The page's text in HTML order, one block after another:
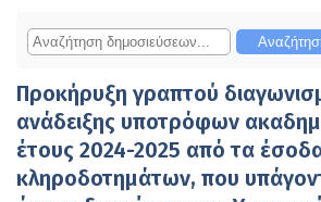
Προκήρυξη γραπτού
ανάδειξης υποτρόφων
έτους 2024-2025 από τα
κληροδοτημάτων, που